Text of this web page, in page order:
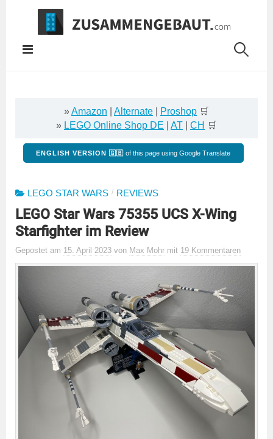
Springe
Inhalt
»Amazon Alternate Proshop 🛒
» LEGO Online Shop DE AT CH 🛒
ENGLISH VERSION 🇬🇧 of this page using Google Translate
LEGO STAR WARS / REVIEWS
LEGO Star Wars 75355 UCS X-Wing
Starfighter im Review
Gepostet am 15. April 2023 von Max Mohr mit 19 Kommentaren